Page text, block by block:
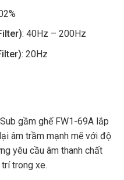
: 40Hz – 200Hz
: 20Hz
gầm ghế FW1-69A lắp
âm trầm mạnh mẽ với độ
yêu cầu âm thanh chất
trong xe.